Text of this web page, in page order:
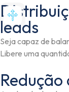
leads
Seja capaz de
Libere uma